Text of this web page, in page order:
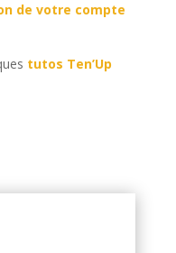
de votre compte
tutos Ten’Up